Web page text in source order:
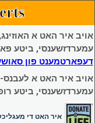
אויב איר האט א
עמערדזשענסי, ביטע
דעפארטמענט פון
אויב איר האט א
עמערדזשענסי, ביטע רופט
איר האט די